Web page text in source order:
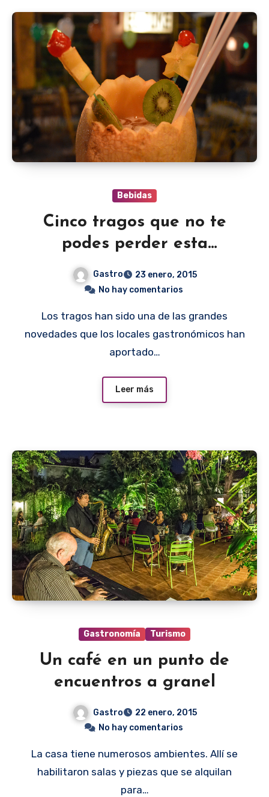
Bebidas
Cinco tragos que no te
podes perder esta
Gastro
23 enero, 2015
No hay comentarios
Los tragos han sido una de las grandes
novedades que los locales gastronómicos han
aportado…
Leer más
Gastronomía Turismo
Un café en un punto de
encuentros a granel
Gastro
22 enero, 2015
No hay comentarios
La casa tiene numerosos ambientes. Allí se
habilitaron salas y piezas que se alquilan
para…